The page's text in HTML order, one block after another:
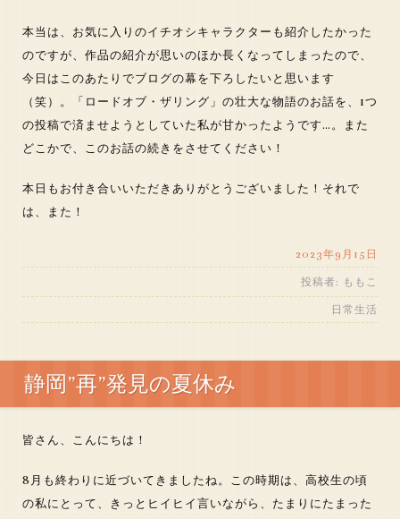
本当は、お気に入りのイチオシキャラクターも紹介したかった
のですが、作品の紹介が思いのほか長くなってしまったので、
今日はこのあたりでブログの幕を下ろしたいと思います
（笑）。「ロードオブ・ザリング」の壮大な物語のお話を、1つ
の投稿で済ませようとしていた私が甘かったようです…。また
どこかで、このお話の続きをさせてください！
本日もお付き合いいただきありがとうございました！それで
は、また！
2023年9月15日
投稿者: ももこ
日常生活
静岡”再”発見の夏休み
皆さん、こんにちは！
8月も終わりに近づいてきましたね。この時期は、高校生の頃
の私にとって、きっとヒイヒイ言いながら、たまりにたまった